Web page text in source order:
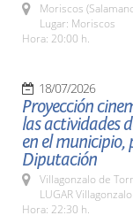
Moriscos
Lugar: Moriscos
Hora: 20:00 h.
18/07/2026
Proyección
las actividades
en el municipio,
Diputación
Villagonzalo de
LUGAR
Hora: 22:30 h.